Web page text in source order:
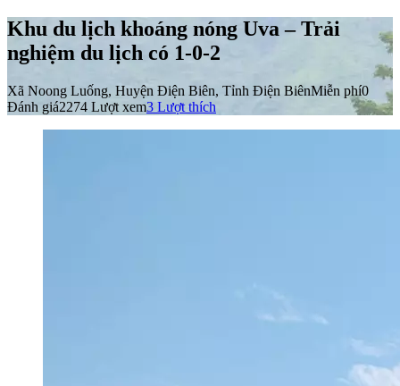
Khu du lịch khoáng nóng Uva – Trải
nghiệm du lịch có 1-0-2
Xã Noong Luống, Huyện Điện Biên, Tỉnh Điện BiênMiễn phí0
Đánh giá2274 Lượt xem3 Lượt thích